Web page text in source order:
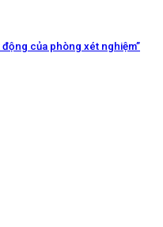
của phòng xét nghiệm”